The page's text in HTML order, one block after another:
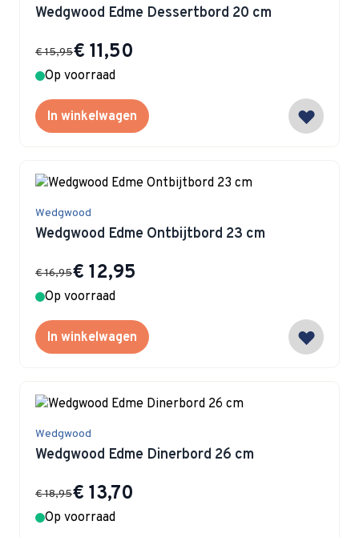
Wedgwood Edme Dessertbord 20 cm
Special Price
€ 11,50
€ 15,95
Op voorraad
In winkelwagen
Wedgwood
Wedgwood Edme Ontbijtbord 23 cm
Special Price
€ 12,95
€ 16,95
Op voorraad
In winkelwagen
Wedgwood
Wedgwood Edme Dinerbord 26 cm
Special Price
€ 13,70
€ 18,95
Op voorraad